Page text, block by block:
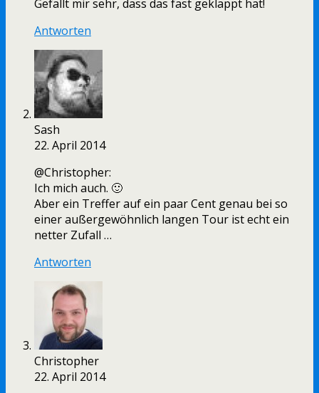
Gefällt mir sehr, dass das fast geklappt hat!
Antworten
Sash
22. April 2014
@Christopher:
Ich mich auch. 🙂
Aber ein Treffer auf ein paar Cent genau bei so
einer außergewöhnlich langen Tour ist echt ein
netter Zufall …
Antworten
Christopher
22. April 2014